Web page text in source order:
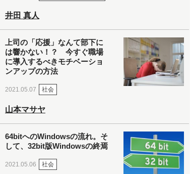
井田 真人
上司の「応援」なんて部下に
は響かない！？ 今すぐ職場
に導入するべきモチベーショ
ンアップの方法
2021.05.07 社会
山本マサヤ
64bitへのWindowsの流れ。そ
して、32bit版Windowsの終焉
2021.05.06 社会